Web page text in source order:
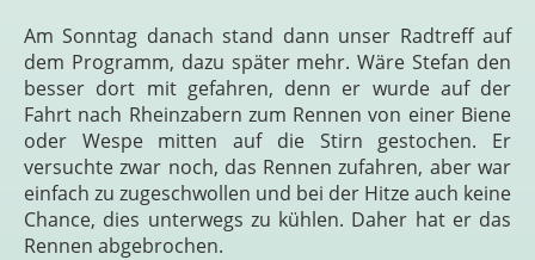
Am Sonntag danach stand dann unser Radtreff auf
dem Programm, dazu später mehr. Wäre Stefan den
besser dort mit gefahren, denn er wurde auf der
Fahrt nach Rheinzabern zum Rennen von einer Biene
oder Wespe mitten auf die Stirn gestochen. Er
versuchte zwar noch, das Rennen zufahren, aber war
einfach zu zugeschwollen und bei der Hitze auch keine
Chance, dies unterwegs zu kühlen. Daher hat er das
Rennen abgebrochen.